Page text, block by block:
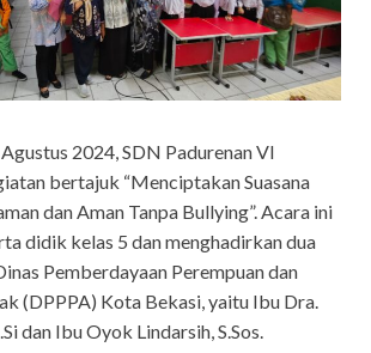
2024, SDN Padurenan VI
bertajuk “Menciptakan Suasana
dan Aman Tanpa Bullying”. Acara ini
didik kelas 5 dan menghadirkan dua
Pemberdayaan Perempuan dan
(DPPPA) Kota Bekasi, yaitu Ibu Dra.
dan Ibu Oyok Lindarsih, S.Sos.